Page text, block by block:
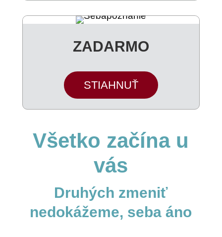
ZADARMO
STIAHNUŤ
Všetko začína u
vás
Druhých zmeniť
nedokážeme, seba áno